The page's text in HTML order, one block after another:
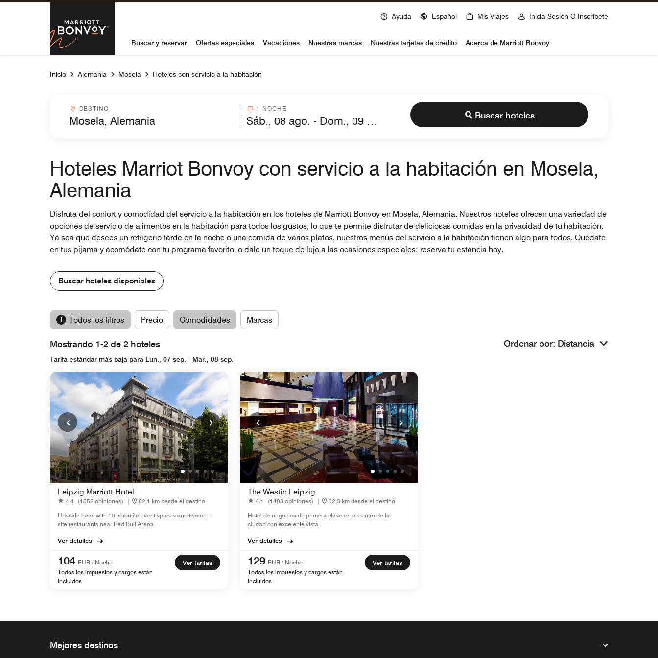
Skip to Content
Marriott Bonvoy
Ayuda Español Mis Viajes Inicia Sesión O Inscríbete
Buscar y reservar Ofertas especiales Vacaciones Nuestras marcas Nuestras tarjetas de crédito Acerca de Marriott Bonvoy
Inicio Alemania Mosela Hoteles con servicio a la habitación
Destinocombobox
DESTINO 1 NOCHE
Buscar hoteles
Hoteles Marriot Bonvoy con servicio a la habitación en Mosela,
Alemania
Disfruta del confort y comodidad del servicio a la habitación en los hoteles de Marriott Bonvoy en Mosela, Alemania. Nuestros hoteles ofrecen una variedad de
opciones de servicio de alimentos en la habitación para todos los gustos, lo que te permite disfrutar de deliciosas comidas en la privacidad de tu habitación.
Ya sea que desees un refrigerio tarde en la noche o una comida de varios platos, nuestros menús del servicio a la habitación tienen algo para todos. Quédate
en tus pijama y acomódate con tu programa favorito, o dale un toque de lujo a las ocasiones especiales: reserva tu estancia hoy.
Buscar hoteles disponibles
1 Todos los filtros Precio Comodidades Marcas
Mostrando 1-2 de 2 hoteles Ordenar por: Distancia
Tarifa estándar más baja para Lun., 07 sep. - Mar., 08 sep.
Leipzig Marriott Hotel
4.4 (1552 opiniones) |
62,1 km desde el destino
Upscale hotel with 10 versatile event spaces and two on-
site restaurants near Red Bull Arena
Ver detalles
104 EUR / Noche
Todos los impuestos y cargos están
incluidos
Ver tarifas
The Westin Leipzig
4.1 (1488 opiniones) |
62,3 km desde el destino
Hotel de negocios de primera clase en el centro de la
ciudad con excelente vista
Ver detalles
129 EUR / Noche
Todos los impuestos y cargos están
incluidos
Ver tarifas
Mejores destinos